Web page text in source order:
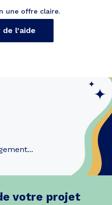
une offre claire.
l’aide
votre projet